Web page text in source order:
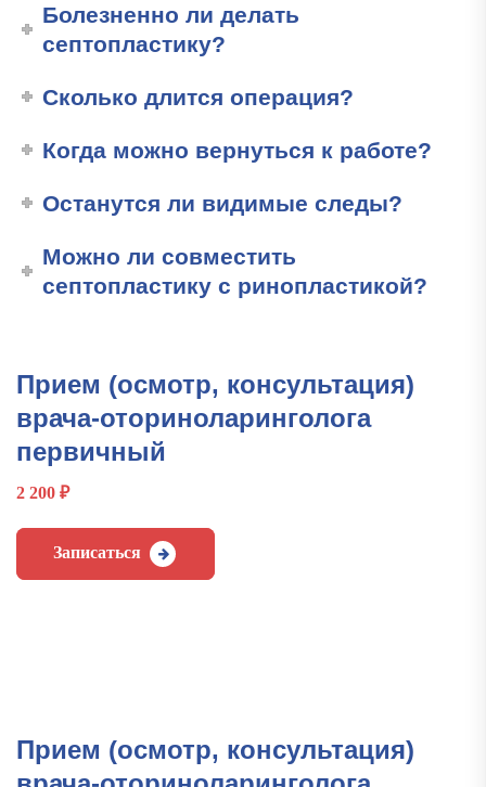
Болезненно ли делать
септопластику?
Сколько длится операция?
Когда можно вернуться к работе?
Останутся ли видимые следы?
Можно ли совместить
септопластику с ринопластикой?
Прием (осмотр, консультация)
врача-оториноларинголога
первичный
2 200 ₽
Записаться
Прием (осмотр, консультация)